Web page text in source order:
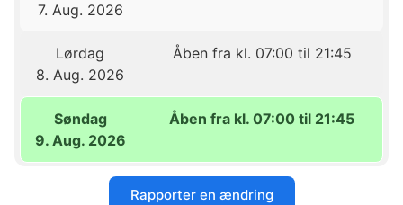
7. Aug. 2026
Lørdag
8. Aug. 2026
Åben fra kl. 07:00 til 21:45
Søndag
9. Aug. 2026
Åben fra kl. 07:00 til 21:45
Rapporter en ændring